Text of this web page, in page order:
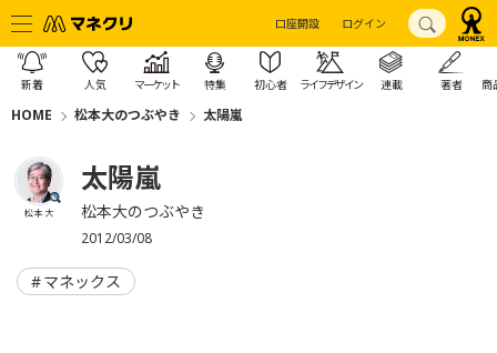
口座開設 ログイン
新着 人気 マーケット 特集 初心者 ライフデザイン 連載 著者 商
HOME 松本大のつぶやき 太陽嵐
松本 大
太陽嵐
松本大のつぶやき
2012/03/08
マネックス